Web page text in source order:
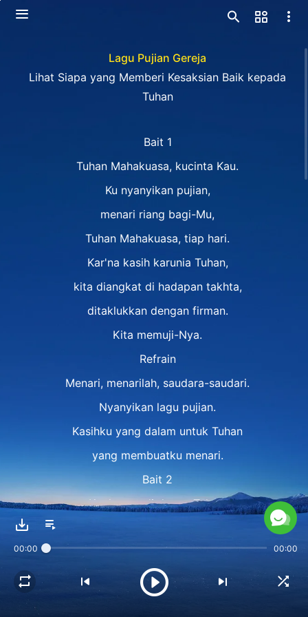
Lagu Pujian Gereja
Lihat Siapa yang Memberi Kesaksian Baik kepada
Tuhan
Bait 1
Tuhan Mahakuasa, kucinta Kau.
Ku nyanyikan pujian,
menari riang bagi-Mu,
Tuhan Mahakuasa, tiap hari.
Kar'na kasih karunia Tuhan,
kita diangkat di hadapan takhta,
ditaklukkan dengan firman.
Kita memuji-Nya.
Refrain
Menari, menarilah, saudara-saudari.
Nyanyikan lagu pujian.
Kasihku yang dalam untuk Tuhan
yang membuatku menari.
Bait 2
Ku datang di depan Tuhan,
Ku t'rima penghakiman, ku sedang ditahirkan,
bahagia hidup s'perti manusia s'jati.
Penghakiman ialah kasih-Nya,
00:00 00:00